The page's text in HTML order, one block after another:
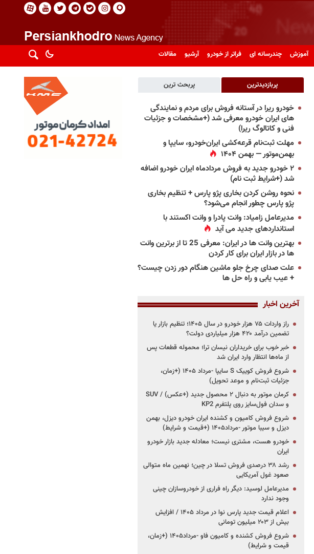
آموزش چندرسانه ای فراتر از خودرو آرشیو مقالات
پربازدیدترین پربحث ترین
خودرو ریرا در آستانه فروش برای مردم و نمایندگی
های ایران خودرو معرفی شد (+مشخصات و جزئیات
فنی و کاتالوگ ریرا)
مهلت ثبت‌نام قرعه‌کشی ایران‌خودرو، سایپا و
بهمن‌موتور — بهمن ۱۴۰۴
۲ خودرو جدید به فروش مردادماه ایران خودرو اضافه
شد (+شرایط ثبت نام)
نحوه روشن کردن بخاری پژو پارس + تنظیم بخاری
پژو پارس چطور انجام می‌شود؟
مدیرعامل زامیاد: وانت پادرا و وانت اکستند با
استانداردهای جدید می آید
بهترین وانت ها در ایران: معرفی 25 تا از برترین وانت
ها در بازار ایران برای کار کردن
علت صدای چرخ جلو ماشین هنگام دور زدن چیست؟
+ عیب یابی و راه حل ها
آخرین اخبار
راز واردات ۷۵ هزار خودرو در سال ۱۴۰۵؛ تنظیم بازار یا
تضمین درآمد ۴۲۰ هزار میلیاردی دولت؟
خبر خوب برای خریداران نیسان ترا؛ محموله قطعات پس
از ماه‌ها انتظار وارد ایران شد
شروع فروش کوییک S سایپا -مرداد ۱۴۰۵ (+زمان،
جزئیات ثبت‌نام و موعد تحویل)
کرمان موتور به دنبال ۲ محصول جدید (+عکس) / SUV
و سدان فول‌سایز روی پلتفرم KP2
شروع فروش کامیون و کشنده ایران خودرو دیزل، بهمن
دیزل و سیبا موتور -مرداد۱۴۰۵ (+قیمت و شرایط)
خودرو هست، مشتری نیست؛ معادله جدید بازار خودرو
ایران
رشد ۳۸ درصدی فروش تسلا در چین؛ نهمین ماه متوالی
صعود غول آمریکایی
مدیرعامل لوسید: دیگر راه فراری از خودروسازان چینی
وجود ندارد
اعلام قیمت جدید پارس نوا در مرداد ۱۴۰۵ / افزایش
بیش از ۲۰۳ میلیون تومانی
شروع فروش کشنده و کامیون فاو -مرداد۱۴۰۵ (+زمان،
قیمت و شرایط)